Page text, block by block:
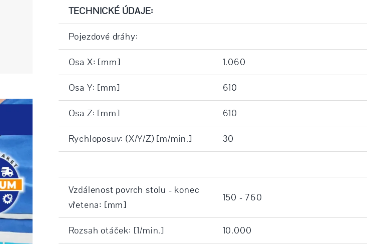
TECHNICKÉ ÚDAJE:
Pojezdové dráhy:
Osa X: [mm] 1.060
Osa Y: [mm] 610
Osa Z: [mm] 610
Rychloposuv: (X/Y/Z) [m/min.] 30
Vzdálenost povrch stolu - konec
vřetena: [mm]
150 - 760
Rozsah otáček: [1/min.] 10.000